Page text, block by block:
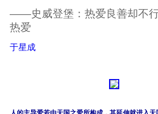
——史威登堡：热爱良善却不
热爱
于星成